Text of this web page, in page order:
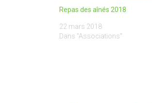
Repas des aînés 2018
22 mars 2018
Dans "Associations"